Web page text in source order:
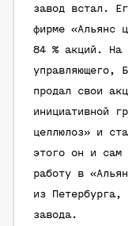
завод встал.
фирме «Альянс
84 % акций. На
управляющего,
продал свои
инициативной
целлюлоз» и
этого он и сам
работу в
из Петербурга,
завода.